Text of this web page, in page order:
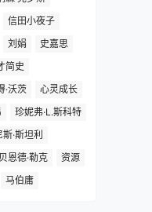
信田小夜子
刘娟
史嘉思
简史
·沃茨
心灵成长
珍妮弗·L.斯科特
·斯坦利
贝恩德·勒克
资源
马伯庸